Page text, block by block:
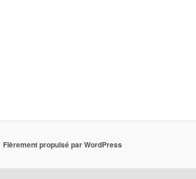
Fièrement propulsé par WordPress